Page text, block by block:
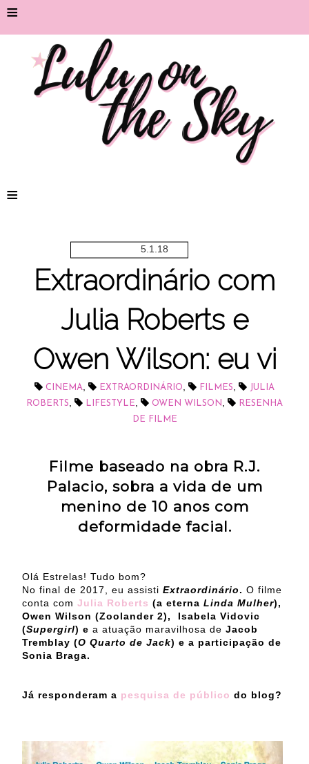
≡
≡
5.1.18
Extraordinário com
Julia Roberts e
Owen Wilson: eu vi
CINEMA, EXTRAORDINÁRIO, FILMES,
JULIA
ROBERTS, LIFESTYLE, OWEN WILSON,
RESENHA
DE FILME
Filme baseado na obra R.J.
Palacio, sobra a vida de um
menino de 10 anos com
deformidade facial.
Olá Estrelas! Tudo bom?
No final de 2017, eu assisti Extraordinário. O filme
conta com Julia Roberts (a eterna Linda Mulher),
Owen Wilson (Zoolander 2), Isabela Vidovic
(Supergirl) e a atuação maravilhosa de Jacob
Tremblay (O Quarto de Jack) e a participação de
Sonia Braga.
Já responderam a pesquisa de público do blog?